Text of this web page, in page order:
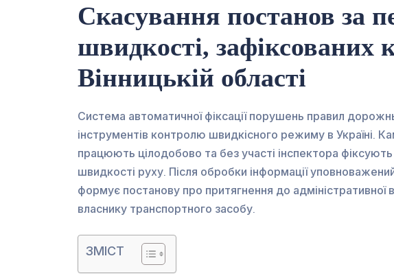
Скасування постанов за
швидкості, зафіксованих
Вінницькій області
Система автоматичної фіксації порушень правил
інструментів контролю швидкісного режиму в Україні.
працюють цілодобово та без участі інспектора
швидкості руху. Після обробки інформації уповноважений
формує постанову про притягнення до адміністративної
власнику транспортного засобу.
ЗМІСТ